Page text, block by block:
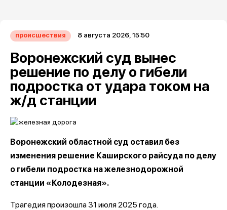
происшествия 8 августа 2026, 15:50
Воронежский суд вынес
решение по делу о гибели
подростка от удара током на
ж/д станции
Воронежский областной суд оставил без
изменения решение Каширского райсуда по делу
о гибели подростка на железнодорожной
станции «Колодезная».
Трагедия произошла 31 июля 2025 года.